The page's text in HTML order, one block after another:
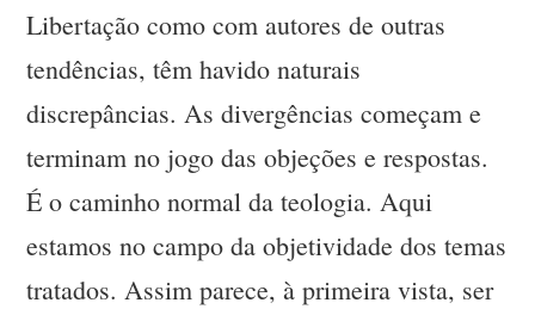
Libertação como com autores de outras
tendências, têm havido naturais
discrepâncias. As divergências começam e
terminam no jogo das objeções e respostas.
É o caminho normal da teologia. Aqui
estamos no campo da objetividade dos temas
tratados. Assim parece, à primeira vista, ser